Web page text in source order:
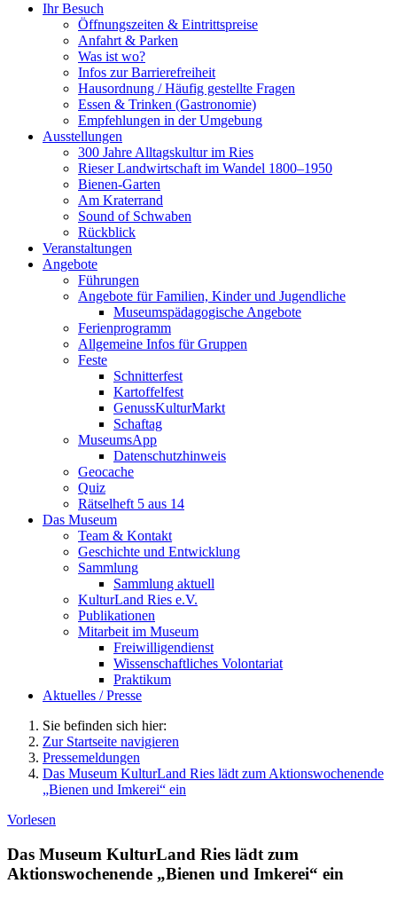
Ihr Besuch
Öffnungszeiten & Eintrittspreise
Anfahrt & Parken
Was ist wo?
Infos zur Barrierefreiheit
Hausordnung / Häufig gestellte Fragen
Essen & Trinken (Gastronomie)
Empfehlungen in der Umgebung
Ausstellungen
300 Jahre Alltagskultur im Ries
Rieser Landwirtschaft im Wandel 1800–1950
Bienen-Garten
Am Kraterrand
Sound of Schwaben
Rückblick
Veranstaltungen
Angebote
Führungen
Angebote für Familien, Kinder und Jugendliche
Museumspädagogische Angebote
Ferienprogramm
Allgemeine Infos für Gruppen
Feste
Schnitterfest
Kartoffelfest
GenussKulturMarkt
Schaftag
MuseumsApp
Datenschutzhinweis
Geocache
Quiz
Rätselheft 5 aus 14
Das Museum
Team & Kontakt
Geschichte und Entwicklung
Sammlung
Sammlung aktuell
KulturLand Ries e.V.
Publikationen
Mitarbeit im Museum
Freiwilligendienst
Wissenschaftliches Volontariat
Praktikum
Aktuelles / Presse
Sie befinden sich hier:
Zur Startseite navigieren
Pressemeldungen
Das Museum KulturLand Ries lädt zum Aktionswochenende
„Bienen und Imkerei“ ein
Vorlesen
Das Museum KulturLand Ries lädt zum
Aktionswochenende „Bienen und Imkerei“ ein